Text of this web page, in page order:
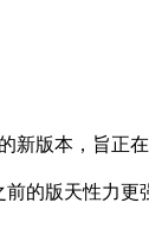
本，旨正
的版天性